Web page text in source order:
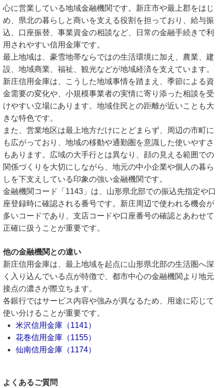
心に営業している地域金融機関です。新庄市や最上郡をはじ
め、県北の暮らしと商いを支える役割を担っており、給与振
込、口座振替、事業資金の相談など、日常の金融手続きで利
用されやすい信用金庫です。
最上地域は、豪雪地帯ならではの生活環境に加え、農業、建
設、地域商業、福祉、観光などが地域経済を支えています。
新庄信用金庫は、こうした地域事情を踏まえ、季節による資
金需要の変化や、小規模事業者の実情に寄り添った相談を受
けやすい立場にあります。地域住民との距離が近いことも大
きな特色です。
また、営業地区は最上地方だけにとどまらず、周辺の市町に
も広がっており、地域の移動や通勤圏を意識した使いやすさ
もあります。広域の大手行とは異なり、顔の見える範囲での
関係づくりを大切にしながら、地元の中小企業や個人の暮ら
しを下支えしている印象の強い金融機関です。
金融機関コード「1143」は、山形県北部での振込先指定や口
座登録時に確認される番号です。新庄周辺で使われる機会が
多いコードであり、支店コードや口座番号の確認とあわせて
正確に扱うことが重要です。
他の金融機関との違い
新庄信用金庫は、最上地域を起点に山形県北部の生活圏へ深
く入り込んでいる点が特徴で、都市中心の金融機関より地元
接点の濃さが際立ちます。
各銀行ではサービス内容や強みが異なるため、用途に応じて
使い分けることが重要です。
米沢信用金庫（1141）
花巻信用金庫（1155）
仙南信用金庫（1174）
よくあるご質問